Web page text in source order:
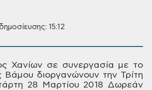
15:12
Χανίων σε συνεργασία με το
Βάμου διοργανώνουν την Τρίτη
28 Μαρτίου 2018 Δωρεάν